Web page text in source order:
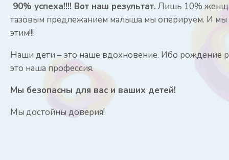
90% успеха!!!! Вот наш результат. Лишь 10%
тазовым предлежанием малыша мы оперируем. И мы
этим!!!
Наши дети – это наше вдохновение. Ибо рождение
это наша профессия.
Мы безопасны для вас и ваших детей!
Мы достойны доверия!